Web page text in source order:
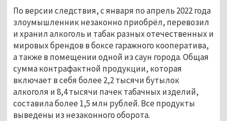
По версии следствия, с января по апрель 2022 года
злоумышленник незаконно приобрёл, перевозил
и хранил алкоголь и табак разных отечественных и
мировых брендов в боксе гаражного кооператива,
а также в помещении одной из саун города. Общая
сумма контрафактной продукции, которая
включает в себя более 2,2 тысячи бутылок
алкоголя и 8,4 тысячи пачек табачных изделий,
составила более 1,5 млн рублей. Все продукты
выведены из незаконного оборота.